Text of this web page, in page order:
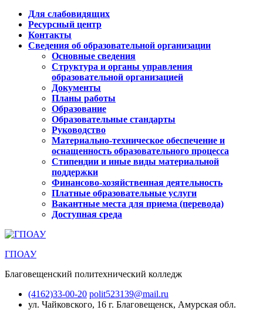
Для слабовидящих
Ресурсный центр
Контакты
Сведения об образовательной организации
Основные сведения
Структура и органы управления
образовательной организацией
Документы
Планы работы
Образование
Образовательные стандарты
Руководство
Материально-техническое обеспечение и
оснащенность образовательного процесса
Стипендии и иные виды материальной
поддержки
Финансово-хозяйственная деятельность
Платные образовательные услуги
Вакантные места для приема (перевода)
Доступная среда
ГПОАУ
Благовещенский политехнический колледж
(4162)33-00-20 polit523139@mail.ru
ул. Чайковского, 16 г. Благовещенск, Амурская обл.